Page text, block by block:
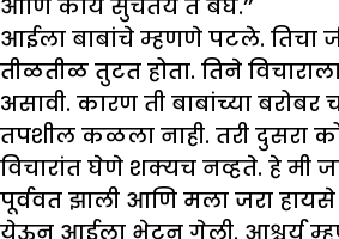
आणि काय सुचतंय ते बघ.’’
आईला बाबांचे म्हणणे पटले. तिचा
तीळतीळ तुटत होता. तिने
असावी. कारण ती बाबांच्या बरोबर
तपशील कळला नाही. तरी दुसरा
विचारांत घेणे शक्यच नव्हते. हे मी
पूर्ववत झाली आणि मला जरा हायसे
येऊन आईला भेटून गेली. आश्चर्य